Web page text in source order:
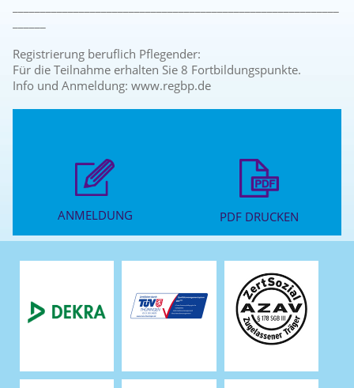
Registrierung beruflich Pflegender:
Für die Teilnahme erhalten Sie 8 Fortbildungspunkte.
Info und Anmeldung: www.regbp.de
ANMELDUNG PDF DRUCKEN